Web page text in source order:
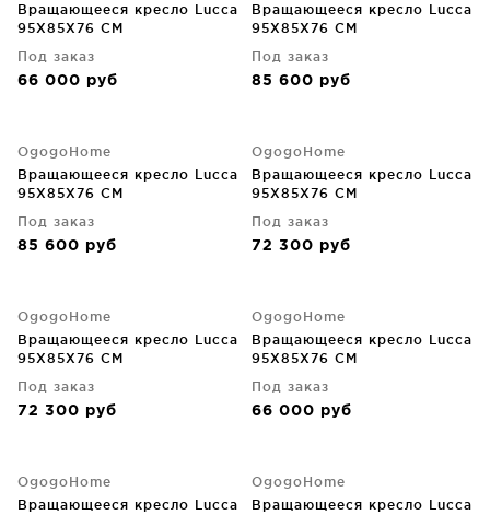
Вращающееся кресло Lucca
95X85X76 CM
Под заказ
66 000 руб
Вращающееся кресло Lucca
95X85X76 CM
Под заказ
85 600 руб
OgogoHome
Вращающееся кресло Lucca
95X85X76 CM
Под заказ
85 600 руб
OgogoHome
Вращающееся кресло Lucca
95X85X76 CM
Под заказ
72 300 руб
OgogoHome
Вращающееся кресло Lucca
95X85X76 CM
Под заказ
72 300 руб
OgogoHome
Вращающееся кресло Lucca
95X85X76 CM
Под заказ
66 000 руб
OgogoHome
Вращающееся кресло Lucca
OgogoHome
Вращающееся кресло Lucca